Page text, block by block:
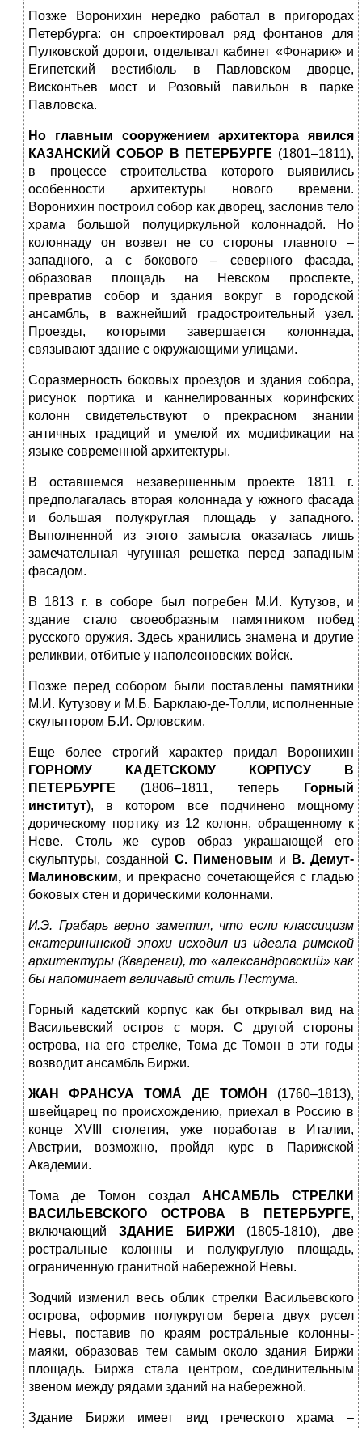
Позже Воронихин нередко работал в пригородах
Петербурга: он спроектировал ряд фонтанов для
Пулковской дороги, отделывал кабинет «Фонарик» и
Египетский вестибюль в Павловском дворце,
Висконтьев мост и Розовый павильон в парке
Павловска.
Но главным сооружением архитектора явился
КАЗАНСКИЙ СОБОР В ПЕТЕРБУРГЕ (1801–1811),
в процессе строительства которого выявились
особенности архитектуры нового времени.
Воронихин построил собор как дворец, заслонив тело
храма большой полуциркульной колоннадой. Но
колоннаду он возвел не со стороны главного –
западного, а с бокового – северного фасада,
образовав площадь на Невском проспекте,
превратив собор и здания вокруг в городской
ансамбль, в важнейший градостроительный узел.
Проезды, которыми завершается колоннада,
связывают здание с окружающими улицами.
Соразмерность боковых проездов и здания собора,
рисунок портика и каннелированных коринфских
колонн свидетельствуют о прекрасном знании
античных традиций и умелой их модификации на
языке современной архитектуры.
В оставшемся незавершенным проекте 1811 г.
предполагалась вторая колоннада у южного фасада
и большая полукруглая площадь у западного.
Выполненной из этого замысла оказалась лишь
замечательная чугунная решетка перед западным
фасадом.
В 1813 г. в соборе был погребен М.И. Кутузов, и
здание стало своеобразным памятником побед
русского оружия. Здесь хранились знамена и другие
реликвии, отбитые у наполеоновских войск.
Позже перед собором были поставлены памятники
М.И. Кутузову и М.Б. Барклаю-де-Толли, исполненные
скульптором Б.И. Орловским.
Еще более строгий характер придал Воронихин
ГОРНОМУ КАДЕТСКОМУ КОРПУСУ
В
ПЕТЕРБУРГЕ (1806–1811, теперь
Горный
институт), в котором все подчинено мощному
дорическому портику из 12 колонн, обращенному к
Неве. Столь же суров образ украшающей его
скульптуры, созданной С. Пименовым и
В. Демут-
Малиновским, и прекрасно сочетающейся с гладью
боковых стен и дорическими колоннами.
И.Э. Грабарь верно заметил, что если классицизм
екатерининской эпохи исходил из идеала римской
архитектуры (Кваренги), то «александровский» как
бы напоминает величавый стиль Пестума.
Горный кадетский корпус как бы открывал вид на
Васильевский остров с моря. С другой стороны
острова, на его стрелке, Тома дс Томон в эти годы
возводит ансамбль Биржи.
ЖАН ФРАНСУА ТОМА́ ДЕ ТОМО́Н
(1760–1813),
швейцарец по происхождению, приехал в Россию в
конце XVIII столетия, уже поработав в Италии,
Австрии, возможно, пройдя курс в Парижской
Академии.
Тома де Томон создал АНСАМБЛЬ СТРЕЛКИ
ВАСИЛЬЕВСКОГО ОСТРОВА В ПЕТЕРБУРГЕ,
включающий ЗДАНИЕ БИРЖИ
(1805-1810), две
ростральные колонны и полукруглую площадь,
ограниченную гранитной набережной Невы.
Зодчий изменил весь облик стрелки Васильевского
острова, оформив полукругом берега двух русел
Невы, поставив по краям ростра́льные колонны-
маяки, образовав тем самым около здания Биржи
площадь. Биржа стала центром, соединительным
звеном между рядами зданий на набережной.
Здание Биржи имеет вид греческого храма –